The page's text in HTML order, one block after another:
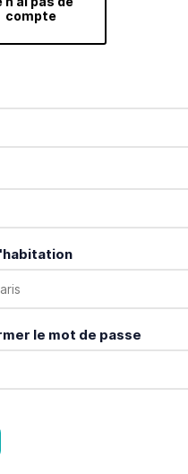
compte
le mot de passe